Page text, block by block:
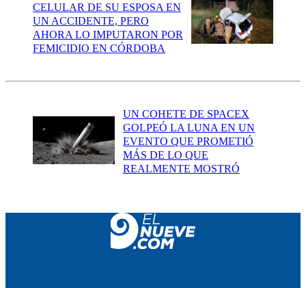
CELULAR DE SU ESPOSA EN
UN ACCIDENTE, PERO
AHORA LO IMPUTARON POR
FEMICIDIO EN CÓRDOBA
UN COHETE DE SPACEX
GOLPEÓ LA LUNA EN UN
EVENTO QUE PROMETIÓ
MÁS DE LO QUE
REALMENTE MOSTRÓ